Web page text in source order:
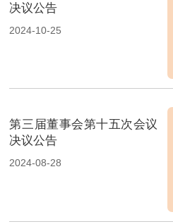
决议公告
2024-10-25
第三届董事会第十五次会议
决议公告
2024-08-28